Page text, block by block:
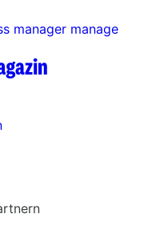
manager manage